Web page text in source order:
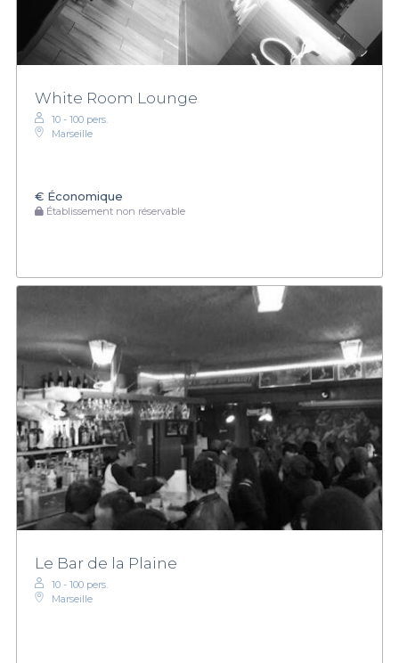
White Room Lounge
10 - 100 pers.
Marseille
€ Économique
Établissement non réservable
Le Bar de la Plaine
10 - 100 pers.
Marseille